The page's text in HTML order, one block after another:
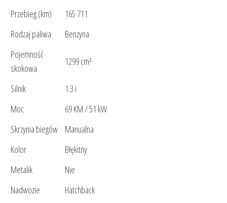
Przebieg (km)
165 711
Rodzaj paliwa
Benzyna
Pojemność
skokowa
1299 cm³
Silnik
1.3 i
Moc
69 KM / 51 kW
Skrzynia biegów
Manualna
Kolor
Błękitny
Metalik
Nie
Nadwozie
Hatchback